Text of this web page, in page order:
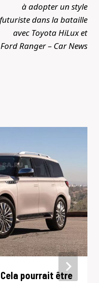
à adopter un style
futuriste dans la bataille
avec Toyota HiLux et
Ford Ranger – Car News
pourrait être